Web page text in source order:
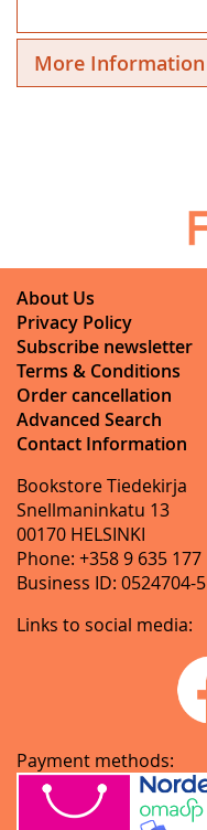
More Information
About Us
Privacy Policy
Subscribe newsletter
Terms & Conditions
Order cancellation
Advanced Search
Contact Information
Bookstore Tiedekirja
Snellmaninkatu 13
00170 HELSINKI
Phone: +358 9 635 177
Business ID: 0524704-5
Links to social media:
Payment methods: